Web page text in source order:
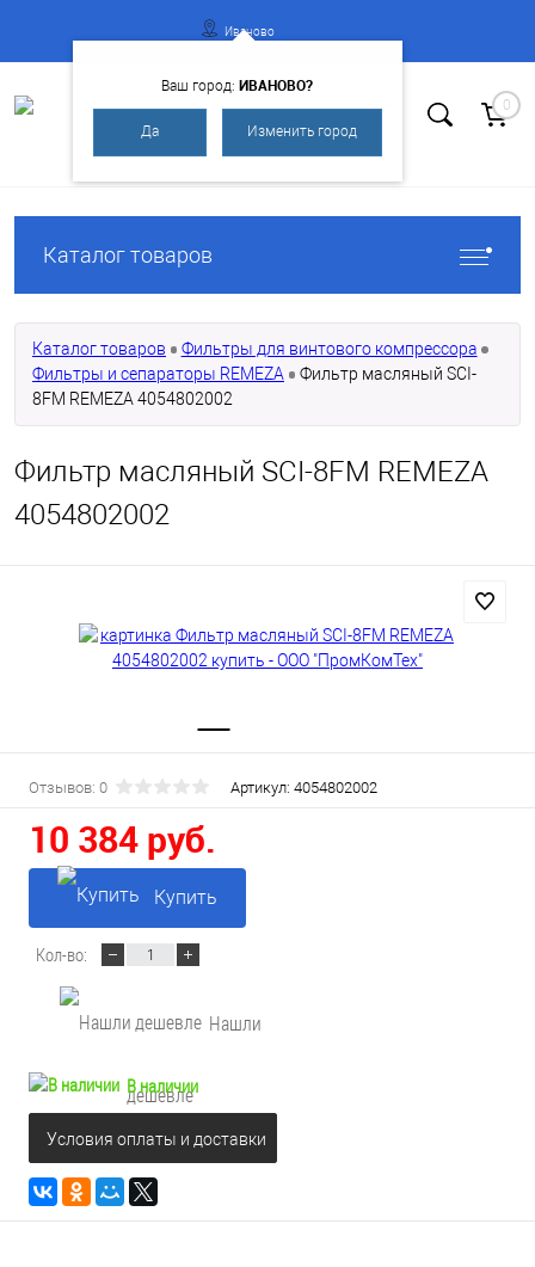
Регистрация
Иваново
Ваш город: ИВАНОВО?
Да Изменить город
0
Каталог товаров
Каталог товаров
Фильтры для винтового компрессора
Фильтры и сепараторы REMEZA
Фильтр масляный SCI-
8FM REMEZA 4054802002
Фильтр масляный SCI-8FM REMEZA
4054802002
Отзывов: 0 Артикул: 4054802002
10 384 руб.
Купить
Кол-во:
Нашли
дешевле
В наличии
Условия оплаты и доставки